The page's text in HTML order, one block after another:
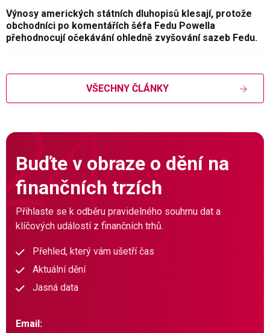
Výnosy amerických státních dluhopisů klesají, protože
obchodníci po komentářích šéfa Fedu Powella
přehodnocují očekávání ohledně zvyšování sazeb Fedu.
VŠECHNY ČLÁNKY
Buďte v obraze o dění na
finančních trzích
Přihlaste se k odběru pravidelného souhrnu dat a
klíčových událostí z finančních trhů.
Přehled, který vám ušetří čas
Aktuální dění
Jasná data
Email: